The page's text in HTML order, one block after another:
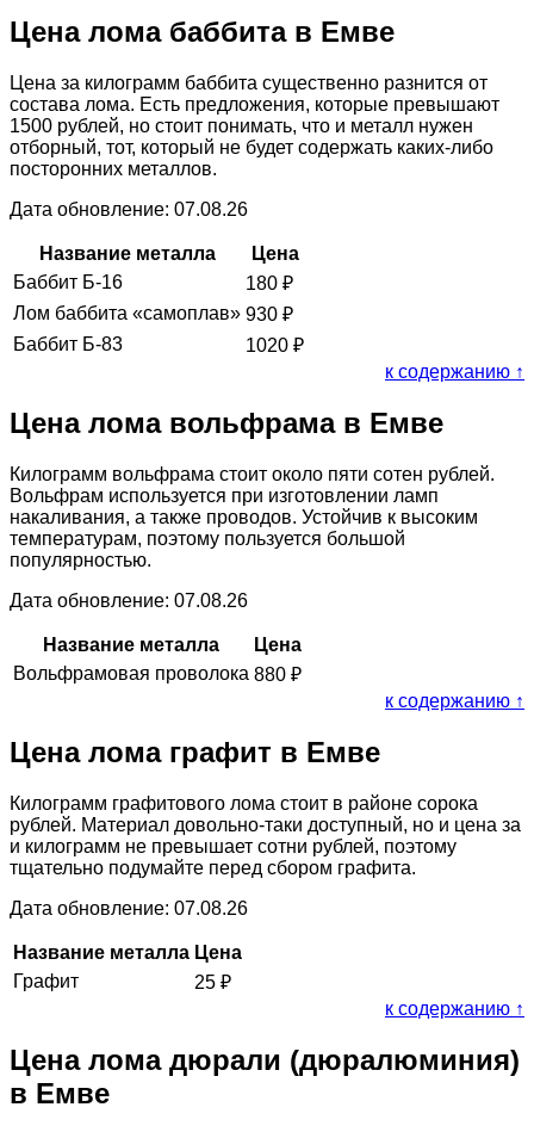
Цена лома баббита в Емве
Цена за килограмм баббита существенно разнится от
состава лома. Есть предложения, которые превышают
1500 рублей, но стоит понимать, что и металл нужен
отборный, тот, который не будет содержать каких-либо
посторонних металлов.
Дата обновление: 07.08.26
Название металла
Цена
Баббит Б-16
180 ₽
Лом баббита «самоплав» 930 ₽
Баббит Б-83
1020 ₽
к содержанию ↑
Цена лома вольфрама в Емве
Килограмм вольфрама стоит около пяти сотен рублей.
Вольфрам используется при изготовлении ламп
накаливания, а также проводов. Устойчив к высоким
температурам, поэтому пользуется большой
популярностью.
Дата обновление: 07.08.26
Название металла
Цена
Вольфрамовая проволока 880 ₽
к содержанию ↑
Цена лома графит в Емве
Килограмм графитового лома стоит в районе сорока
рублей. Материал довольно-таки доступный, но и цена за
и килограмм не превышает сотни рублей, поэтому
тщательно подумайте перед сбором графита.
Дата обновление: 07.08.26
Название металла Цена
Графит
25 ₽
к содержанию ↑
Цена лома дюрали (дюралюминия)
в Емве